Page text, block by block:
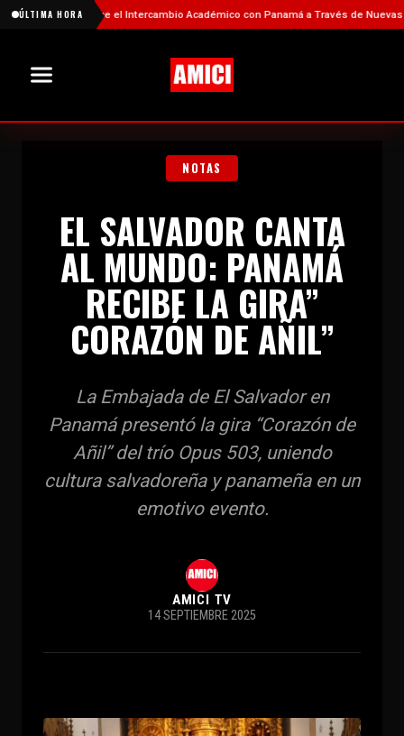
ÚLTIMA HORA
Fortalece el Intercambio Académico con Panamá a Través de Nuevas Becas
NOTAS
EL SALVADOR CANTA
AL MUNDO: PANAMÁ
RECIBE LA GIRA”
CORAZÓN DE AÑIL”
La Embajada de El Salvador en
Panamá presentó la gira “Corazón de
Añil” del trío Opus 503, uniendo
cultura salvadoreña y panameña en un
emotivo evento.
AMICI TV
14 SEPTIEMBRE 2025